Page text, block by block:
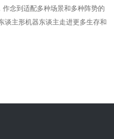
念到适配多种场景和多种阵势的
谈主形机器东谈主走进更多生存和